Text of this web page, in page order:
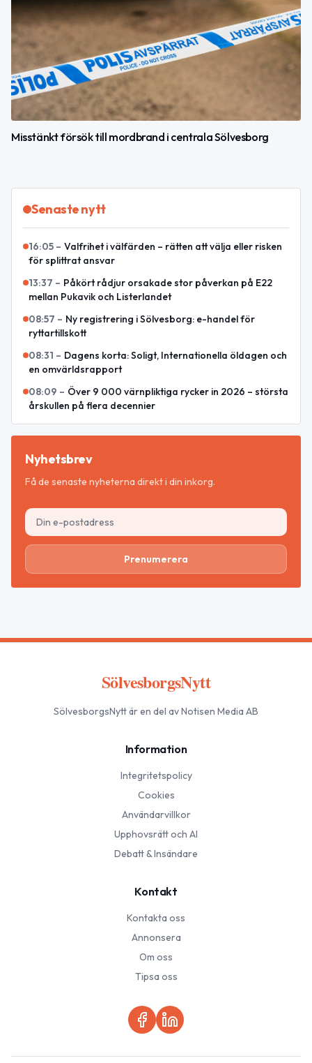
Misstänkt försök till mordbrand i centrala Sölvesborg
Senaste nytt
16:05 – Valfrihet i välfärden – rätten att välja eller risken
för splittrat ansvar
13:37 – Påkört rådjur orsakade stor påverkan på E22
mellan Pukavik och Listerlandet
08:57 – Ny registrering i Sölvesborg: e-handel för
ryttartillskott
08:31 – Dagens korta: Soligt, Internationella öldagen och
en omvärldsrapport
08:09 – Över 9 000 värnpliktiga rycker in 2026 – största
årskullen på flera decennier
Nyhetsbrev
Få de senaste nyheterna direkt i din inkorg.
Prenumerera
SölvesborgsNytt
SölvesborgsNyttär en del av Notisen Media AB
Information
Integritetspolicy
Cookies
Användarvillkor
Upphovsrätt och AI
Debatt & Insändare
Kontakt
Kontakta oss
Annonsera
Om oss
Tipsa oss